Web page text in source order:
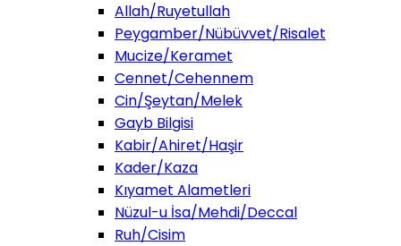
Allah/Ruyetullah
Peygamber/Nübüvvet/Risalet
Mucize/Keramet
Cennet/Cehennem
Cin/Şeytan/Melek
Gayb Bilgisi
Kabir/Ahiret/Haşir
Kader/Kaza
Kıyamet Alametleri
Nüzul-u İsa/Mehdi/Deccal
Ruh/Cisim